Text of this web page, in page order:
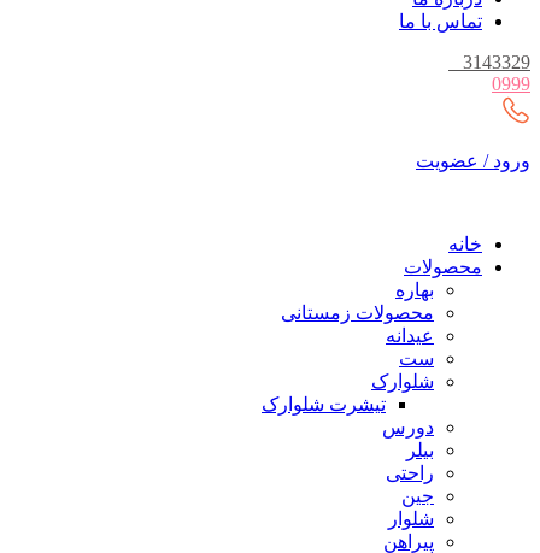
تماس با ما
3143329
0999
ورود / عضویت
خانه
محصولات
بهاره
محصولات زمستانی
عیدانه
ست
شلوارک
تیشرت شلوارک
دورس
بیلر
راحتی
جین
شلوار
پیراهن